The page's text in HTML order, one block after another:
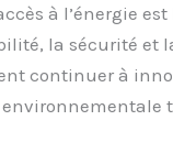
à l’énergie
la sécurité et
continuer à